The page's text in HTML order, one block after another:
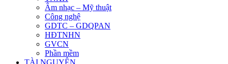
Âm nhạc – Mỹ thuật
Công nghệ
GDTC – GDQPAN
HĐTNHN
GVCN
Phần mềm